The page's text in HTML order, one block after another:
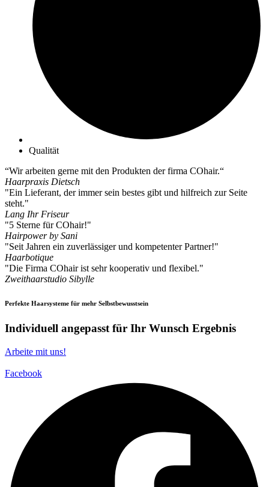
Qualität
“Wir arbeiten gerne mit den Produkten der firma COhair.“
Haarpraxis Dietsch
"Ein Lieferant, der immer sein bestes gibt und hilfreich zur Seite
steht."
Lang Ihr Friseur
"5 Sterne für COhair!"
Hairpower by Sani
"Seit Jahren ein zuverlässiger und kompetenter Partner!"
Haarbotique
"Die Firma COhair ist sehr kooperativ und flexibel."
Zweithaarstudio Sibylle
Perfekte Haarsysteme für mehr Selbstbewusstsein
Individuell angepasst für Ihr Wunsch Ergebnis
Arbeite mit uns!
Facebook